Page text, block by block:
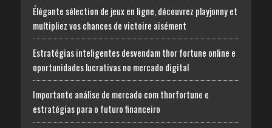
Élégante sélection de jeux en ligne, découvrez playjonny et
multipliez vos chances de victoire aisément
Estratégias inteligentes desvendam thor fortune online e
oportunidades lucrativas no mercado digital
Importante análise de mercado com thorfortune e
estratégias para o futuro financeiro